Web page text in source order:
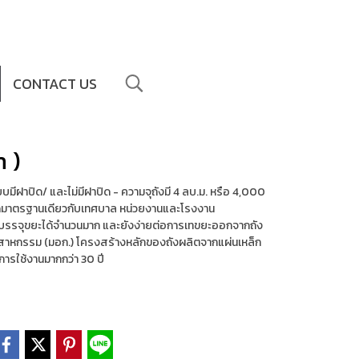
CONTACT US
)
บมีฝาปิด/ และไม่มีฝาปิด - ความจุถังมี 4 ลบ.ม. หรือ 4,000
รฐานเดียวกับเทศบาล หน่วยงานและโรงงาน
จุขยะได้จำนวนมาก และยังง่ายต่อการเทขยะออกจากถัง
กรรม (มอก.) โครงสร้างหลักของถังผลิตจากแผ่นเหล็ก
ใช้งานมากกว่า 30 ปี